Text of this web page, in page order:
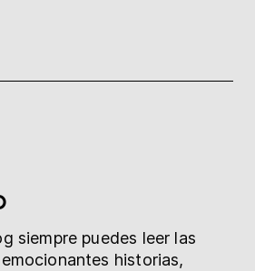
siempre puedes leer las
historias,